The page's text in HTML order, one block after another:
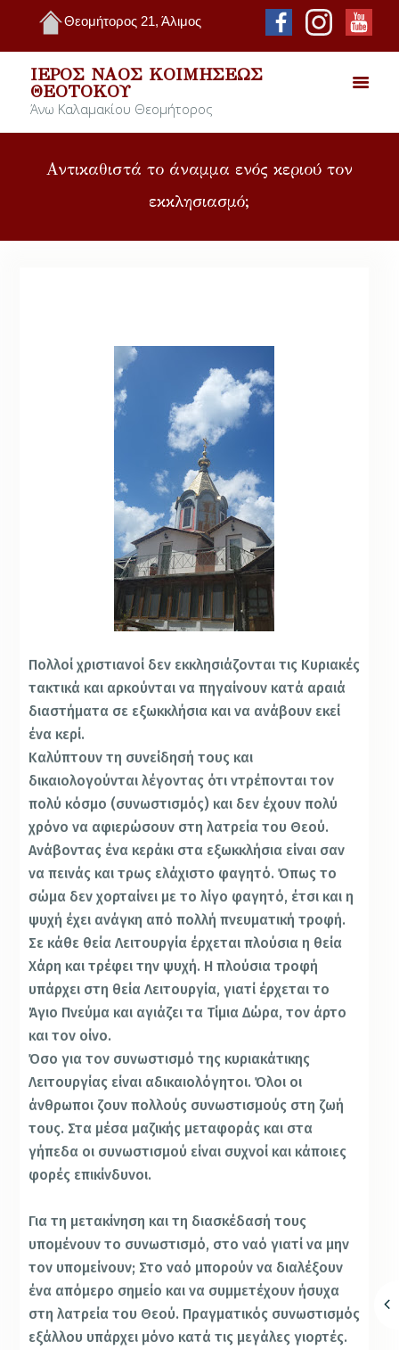
Θεομήτορος 21, Άλιμος
ΙΕΡΌΣ ΝΑΌΣ ΚΟΙΜΉΣΕΩΣ
ΘΕΟΤΌΚΟΥ
Άνω Καλαμακίου Θεομήτορος
Αντικαθιστά το άναμμα ενός κεριού τον
εκκλησιασμό;
Πολλοί χριστιανοί δεν εκκλησιάζονται τις Κυριακές
τακτικά και αρκούνται να πηγαίνουν κατά αραιά
διαστήματα σε εξωκκλήσια και να ανάβουν εκεί
ένα κερί.
Καλύπτουν τη συνείδησή τους και
δικαιολογούνται λέγοντας ότι ντρέπονται τον
πολύ κόσμο (συνωστισμός) και δεν έχουν πολύ
χρόνο να αφιερώσουν στη λατρεία του Θεού.
Ανάβοντας ένα κεράκι στα εξωκκλήσια είναι σαν
να πεινάς και τρως ελάχιστο φαγητό. Όπως το
σώμα δεν χορταίνει με το λίγο φαγητό, έτσι και η
ψυχή έχει ανάγκη από πολλή πνευματική τροφή.
Σε κάθε θεία Λειτουργία έρχεται πλούσια η θεία
Χάρη και τρέφει την ψυχή. Η πλούσια τροφή
υπάρχει στη θεία Λειτουργία, γιατί έρχεται το
Άγιο Πνεύμα και αγιάζει τα Τίμια Δώρα, τον άρτο
και τον οίνο.
Όσο για τον συνωστισμό της κυριακάτικης
Λειτουργίας είναι αδικαιολόγητοι. Όλοι οι
άνθρωποι ζουν πολλούς συνωστισμούς στη ζωή
τους. Στα μέσα μαζικής μεταφοράς και στα
γήπεδα οι συνωστισμού είναι συχνοί και κάποιες
φορές επικίνδυνοι.
Για τη μετακίνηση και τη διασκέδασή τους
υπομένουν το συνωστισμό, στο ναό γιατί να μην
τον υπομείνουν; Στο ναό μπορούν να διαλέξουν
ένα απόμερο σημείο και να συμμετέχουν ήσυχα
στη λατρεία του Θεού. Πραγματικός συνωστισμός
εξάλλου υπάρχει μόνο κατά τις μεγάλες γιορτές.